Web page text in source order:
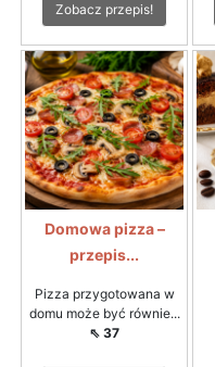
Zobacz przepis!
Domowa pizza –
przepis...
Pizza przygotowana w
domu może być równie...
⇖ 37